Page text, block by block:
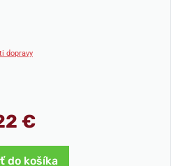
dopravy
€
do košíka